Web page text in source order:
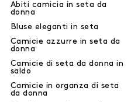
Abiti camicia in seta da
donna
Bluse eleganti in seta
Camicie azzurre in seta da
donna
Camicie di seta da donna in
saldo
Camicie in organza di seta
da donna